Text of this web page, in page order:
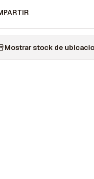
Mostrar stock de